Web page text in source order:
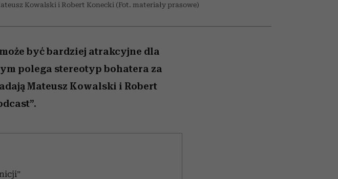
Kowalski i Robert Konecki (Fot. materiały prasowe)
być bardziej atrakcyjne dla
polega stereotyp bohatera za
Mateusz Kowalski i Robert